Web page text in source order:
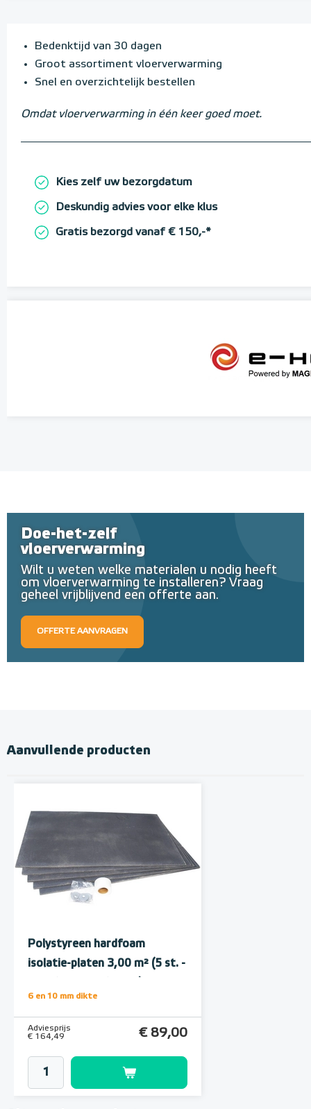
Bedenktijd van 30 dagen
Groot assortiment vloerverwarming
Snel en overzichtelijk bestellen
Omdat vloerverwarming in één keer goed moet.
Kies zelf uw bezorgdatum
Deskundig advies voor elke klus
Gratis bezorgd vanaf € 150,-*
Doe-het-zelf
vloerverwarming
Wilt u weten welke materialen u nodig heeft
om vloerverwarming te installeren? Vraag
geheel vrijblijvend een offerte aan.
OFFERTE AANVRAGEN
Aanvullende producten
Polystyreen hardfoam
isolatie-platen 3,00 m² (5 st. -
6 en 10 mm dikte
Adviesprijs
€ 164,49
€ 89,00